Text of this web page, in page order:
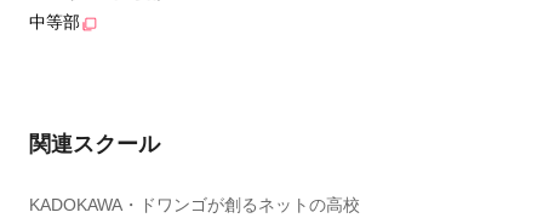
中等部
関連スクール
KADOKAWA・ドワンゴが創るネットの高校